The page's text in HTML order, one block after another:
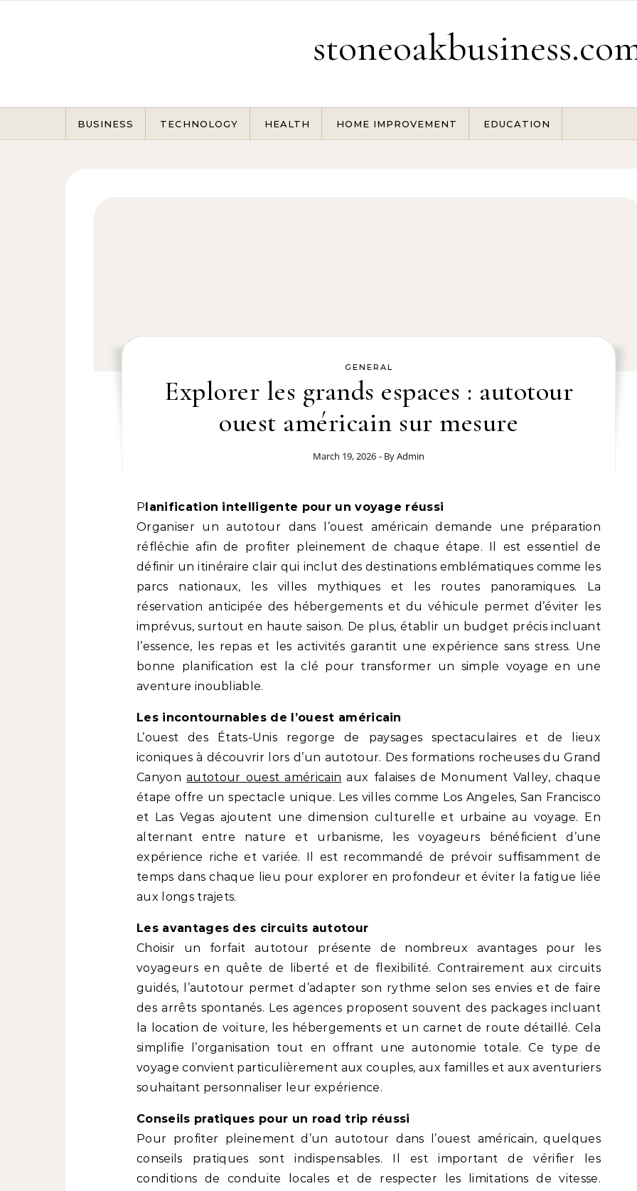
BUSINESS TECHNOLOGY HEALTH HOME IMPROVEMENT EDUCATION
GENERAL
Explorer les grands espaces : autotour
ouest américain sur mesure
March 19, 2026 - ByAdmin
Planification intelligente pour un voyage réussi
Organiser un autotour dans l’ouest américain demande une préparation
réfléchie afin de profiter pleinement de chaque étape. Il est essentiel de
définir un itinéraire clair qui inclut des destinations emblématiques comme les
parcs nationaux, les villes mythiques et les routes panoramiques. La
réservation anticipée des hébergements et du véhicule permet d’éviter les
imprévus, surtout en haute saison. De plus, établir un budget précis incluant
l’essence, les repas et les activités garantit une expérience sans stress. Une
bonne planification est la clé pour transformer un simple voyage en une
aventure inoubliable.
Les incontournables de l’ouest américain
L’ouest des États-Unis regorge de paysages spectaculaires et de lieux
iconiques à découvrir lors d’un autotour. Des formations rocheuses du Grand
Canyonautotour ouest américain aux falaises de Monument Valley, chaque
étape offre un spectacle unique. Les villes comme Los Angeles, San Francisco
et Las Vegas ajoutent une dimension culturelle et urbaine au voyage. En
alternant entre nature et urbanisme, les voyageurs bénéficient d’une
expérience riche et variée. Il est recommandé de prévoir suffisamment de
temps dans chaque lieu pour explorer en profondeur et éviter la fatigue liée
aux longs trajets.
Les avantages des circuits autotour
Choisir un forfait autotour présente de nombreux avantages pour les
voyageurs en quête de liberté et de flexibilité. Contrairement aux circuits
guidés, l’autotour permet d’adapter son rythme selon ses envies et de faire
des arrêts spontanés. Les agences proposent souvent des packages incluant
la location de voiture, les hébergements et un carnet de route détaillé. Cela
simplifie l’organisation tout en offrant une autonomie totale. Ce type de
voyage convient particulièrement aux couples, aux familles et aux aventuriers
souhaitant personnaliser leur expérience.
Conseils pratiques pour un road trip réussi
Pour profiter pleinement d’un autotour dans l’ouest américain, quelques
conseils pratiques sont indispensables. Il est important de vérifier les
conditions de conduite locales et de respecter les limitations de vitesse.